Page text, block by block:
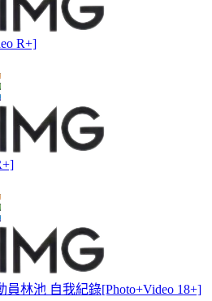
R+]
林池 自我紀錄[Photo+Video 18+]